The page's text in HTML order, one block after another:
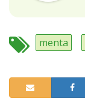
menta